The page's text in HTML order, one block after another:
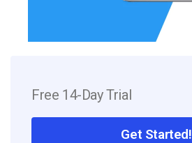
Free 14-Day Trial
Get Started!